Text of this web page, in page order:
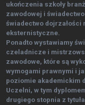
ukończenia szkoły
zawodowej i
świadectwo dojrzałości
eksternistyczne.
Ponadto wystawiamy
czeladnicze i
zawodowe, które są
wymogami prawnymi i
poziomie akademickim
Uczelni, w tym
drugiego stopnia z